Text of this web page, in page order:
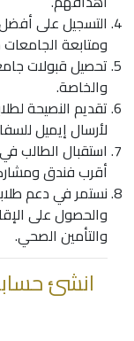
التسجيل علىأفضل
ومتابعة
تحصيل قبولات
والخاصة.
تقديم النصيحة
لأرسال إيميل
استقبال الطالب
أقرب فندق
نستمر في دعم
والحصول على
والتأمين الصحي.
انشئ